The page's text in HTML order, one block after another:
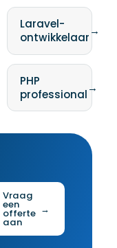
Laravel-
ontwikkelaar→
PHP
professional→
Vraag
een
offerte
aan
→